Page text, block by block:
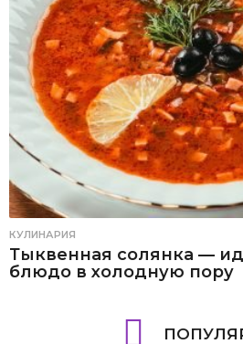
КУЛИНАРИЯ
Тыквенная солянка —
блюдо в холодную пору